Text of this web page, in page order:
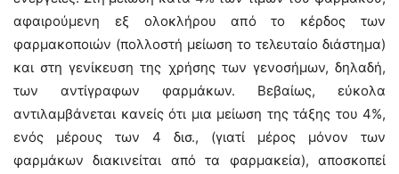
αφαιρούμενη εξ ολοκλήρου από το κέρδος των
φαρμακοποιών (πολλοστή μείωση το τελευταίο διάστημα)
και στη γενίκευση της χρήσης των γενοσήμων, δηλαδή,
των αντίγραφων φαρμάκων. Βεβαίως, εύκολα
αντιλαμβάνεται κανείς ότι μια μείωση της τάξης του 4%,
ενός μέρους των 4 δισ., (γιατί μέρος μόνον των
φαρμάκων διακινείται από τα φαρμακεία), αποσκοπεί